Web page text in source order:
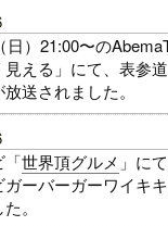
日）21:00〜の
える」にて、表参
送されました。
「世界頂グルメ 」に
ガーバーガーワイキ
。